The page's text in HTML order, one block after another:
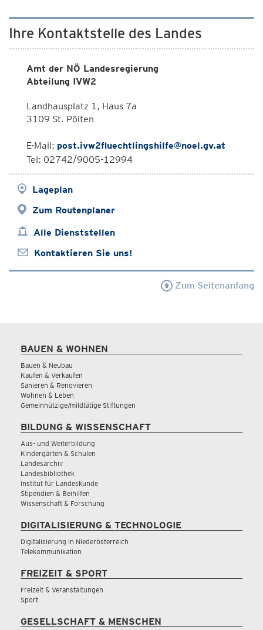
Ihre Kontaktstelle des Landes
Amt der NÖ Landesregierung
Abteilung IVW2
Landhausplatz 1, Haus 7a
3109 St. Pölten
E-Mail: post.ivw2fluechtlingshilfe@noel.gv.at
Tel: 02742/9005-12994
Lageplan
Zum Routenplaner
Alle Dienststellen
Kontaktieren Sie uns!
Zum Seitenanfang
BAUEN & WOHNEN
Bauen & Neubau
Kaufen & Verkaufen
Sanieren & Renovieren
Wohnen & Leben
Gemeinnützige/mildtätige Stiftungen
BILDUNG & WISSENSCHAFT
Aus- und Weiterbildung
Kindergärten & Schulen
Landesarchiv
Landesbibliothek
Institut für Landeskunde
Stipendien & Beihilfen
Wissenschaft & Forschung
DIGITALISIERUNG & TECHNOLOGIE
Digitalisierung in Niederösterreich
Telekommunikation
FREIZEIT & SPORT
Freizeit & Veranstaltungen
Sport
GESELLSCHAFT & MENSCHEN